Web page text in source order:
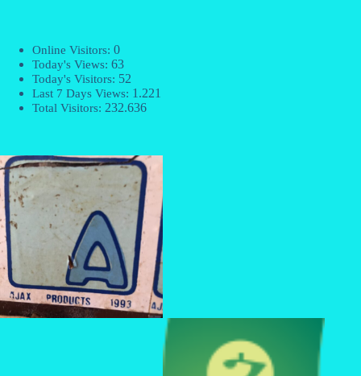
Online Visitors: 0
Today's Views: 63
Today's Visitors: 52
Last 7 Days Views: 1.221
Total Visitors: 232.636